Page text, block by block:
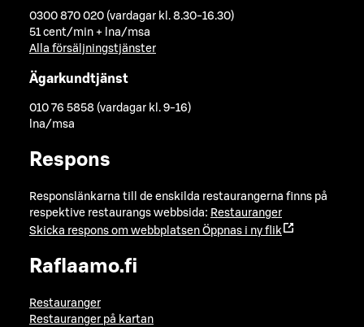
0300 870 020 (vardagar kl. 8.30-16.30)
51 cent/min + lna/msa
Alla försäljningstjänster
Ägarkundtjänst
010 76 5858 (vardagar kl. 9-16)
lna/msa
Respons
Responslänkarna till de enskilda restaurangerna finns på
respektive restaurangs webbsida: Restauranger
Skicka respons om webbplatsen Öppnas i ny flik
Raflaamo.fi
Restauranger
Restauranger på kartan